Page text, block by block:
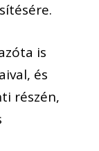
is
és
részén,